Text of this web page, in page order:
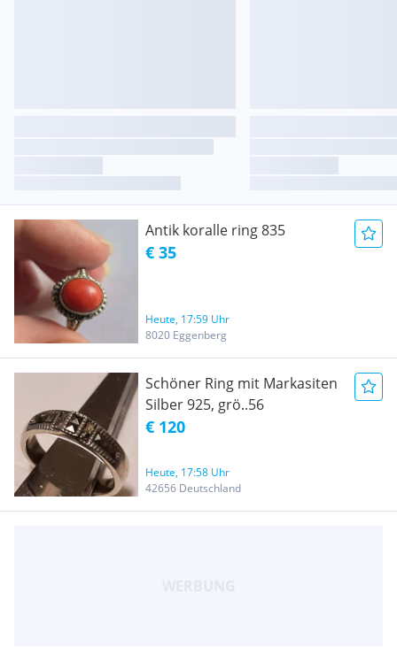
Antik koralle ring 835
€ 35
Heute, 17:59 Uhr
8020 Eggenberg
Schöner Ring mit Markasiten
Silber 925, grö..56
€ 120
Heute, 17:58 Uhr
42656 Deutschland